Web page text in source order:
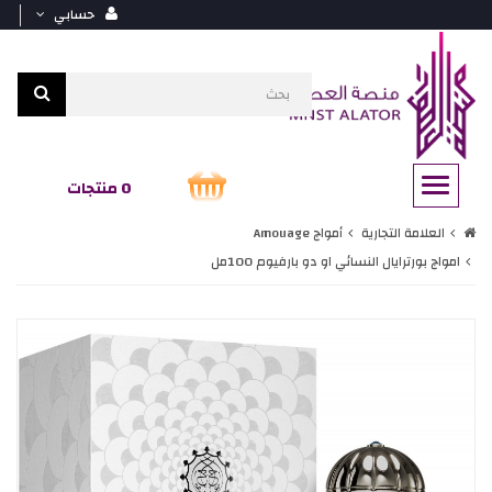
حسابي
0 منتجات
العلامة التجارية
أمواج Amouage
امواج بورترايال النسائي او دو بارفيوم 100مل